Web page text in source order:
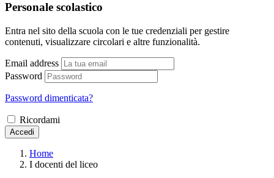
Personale scolastico
Entra nel sito della scuola con le tue credenziali per gestire
contenuti, visualizzare circolari e altre funzionalità.
Email address
Password
Password dimenticata?
Ricordami
Accedi
Home
I docenti del liceo